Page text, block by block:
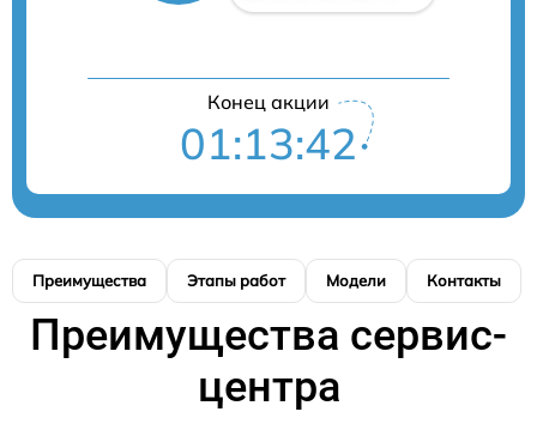
Конец акции
01:13:42
Преимущества Этапы работ Модели Контакты
Преимущества сервис-
центра